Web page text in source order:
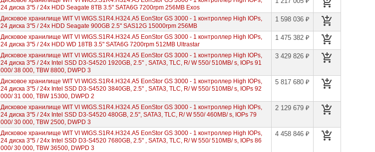
24 диска 3"5 / 24x HDD Seagate 8TB 3.5" SATA6G 7200rpm 256MB Exos
Дисковое хранилище WIT VI WIGS.S1R4.H324.A5 EonStor GS 3000 - 1 контроллер High IOPs,
24 диска 3"5 / 24x HDD Seagate 900GB 2.5" SAS12G 15000rpm 256MB
1 598 036 ₽
Дисковое хранилище WIT VI WIGS.S1R4.H324.A5 EonStor GS 3000 - 1 контроллер High IOPs,
24 диска 3"5 / 24x HDD WD 18TB 3.5" SATA6G 7200rpm 512MB Ultrastar
1 475 382 ₽
Дисковое хранилище WIT VI WIGS.S1R4.H324.A5 EonStor GS 3000 - 1 контроллер High IOPs,
24 диска 3"5 / 24x Intel SSD D3-S4520 1920GB, 2.5" , SATA3, TLC, R/ W 550/ 510MB/ s, IOPs 91
000/ 38 000, TBW 8800, DWPD 3
3 429 826 ₽
Дисковое хранилище WIT VI WIGS.S1R4.H324.A5 EonStor GS 3000 - 1 контроллер High IOPs,
24 диска 3"5 / 24x Intel SSD D3-S4520 3840GB, 2.5" , SATA3, TLC, R/ W 550/ 510MB/ s, IOPs 92
000/ 31 000, TBW 15300, DWPD 2
5 817 680 ₽
Дисковое хранилище WIT VI WIGS.S1R4.H324.A5 EonStor GS 3000 - 1 контроллер High IOPs,
24 диска 3"5 / 24x Intel SSD D3-S4520 480GB, 2.5", SATA3, TLC, R/ W 550/ 460MB/ s, IOPs 79
000/ 30 000, TBW 2500, DWPD 3
2 129 679 ₽
Дисковое хранилище WIT VI WIGS.S1R4.H324.A5 EonStor GS 3000 - 1 контроллер High IOPs,
24 диска 3"5 / 24x Intel SSD D3-S4520 7680GB, 2.5" , SATA3, TLC, R/ W 550/ 510MB/ s, IOPs 86
000/ 30 000, TBW 36500, DWPD 3
4 458 846 ₽